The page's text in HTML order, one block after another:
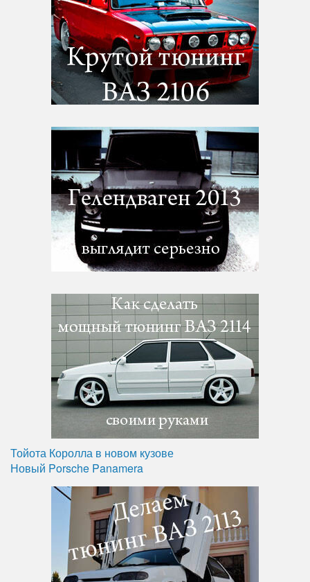
Тойота Королла в новом кузове
Новый Porsche Panamera